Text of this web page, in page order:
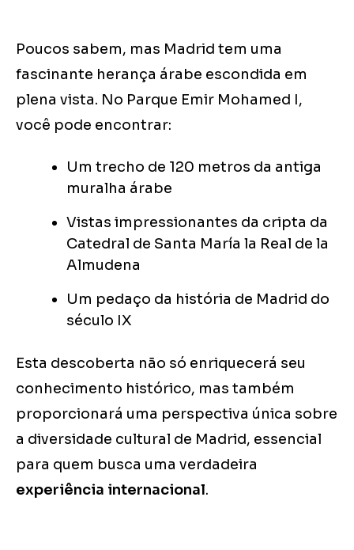
Poucos sabem, mas Madrid tem uma
fascinante herança árabe escondida em
plena vista. No Parque Emir Mohamed I,
você pode encontrar:
Um trecho de 120 metros da antiga
muralha árabe
Vistas impressionantes da cripta da
Catedral de Santa María la Real de la
Almudena
Um pedaço da história de Madrid do
século IX
Esta descoberta não só enriquecerá seu
conhecimento histórico, mas também
proporcionará uma perspectiva única sobre
a diversidade cultural de Madrid, essencial
para quem busca uma verdadeira
experiência internacional.